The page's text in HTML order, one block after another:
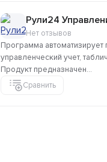
Рули24
Нет отзывов
Программа
управленческий учет,
Продукт предназначен...
Сравнить